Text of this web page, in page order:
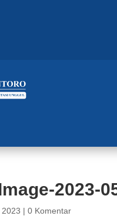
2023-
|0 Komentar